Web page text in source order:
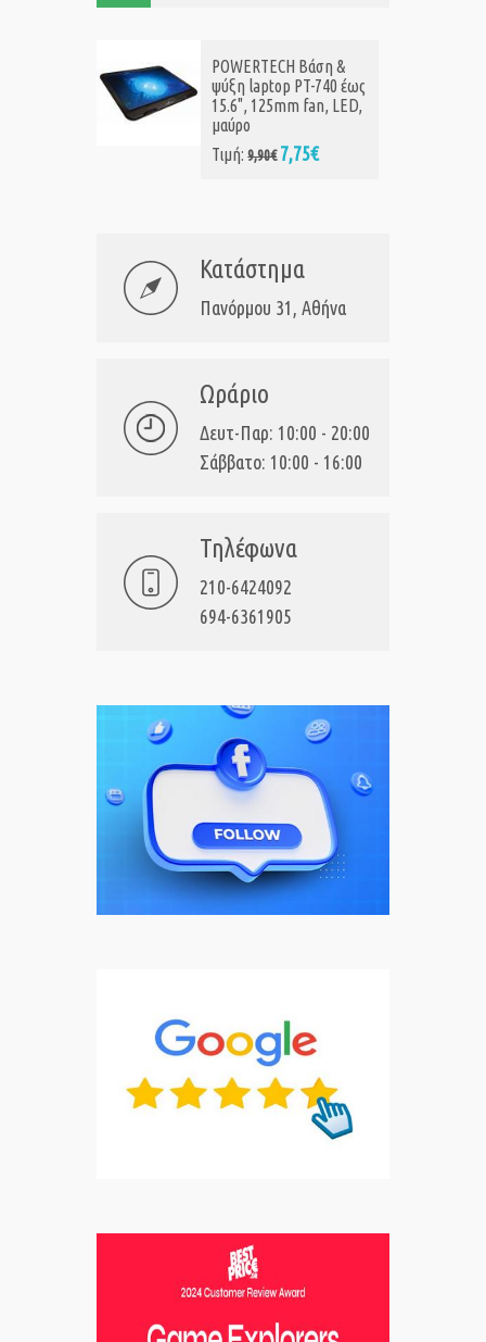
POWERTECH Βάση &
ψύξη laptop PT-740 έως
15.6", 125mm fan, LED,
μαύρο
Τιμή:9,90€ 7,75€
Κατάστημα
Πανόρμου 31, Αθήνα
Ωράριο
Δευτ-Παρ: 10:00 - 20:00
Σάββατο: 10:00 - 16:00
Τηλέφωνα
210-6424092
694-6361905